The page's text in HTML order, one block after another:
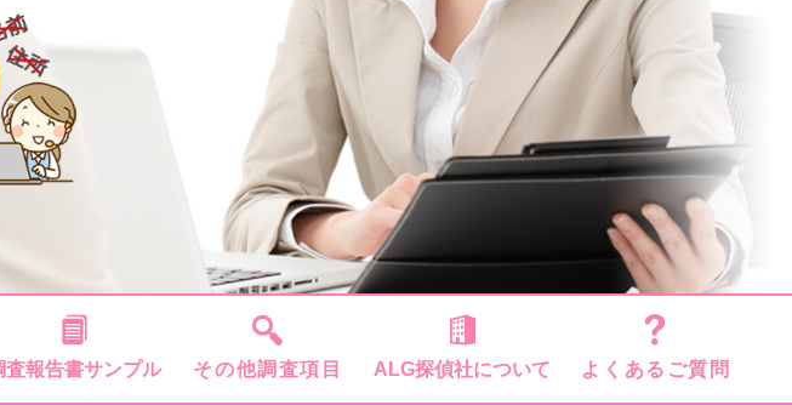
査報告書サンプル その他調査項目 ALG探偵社について よくあるご質問